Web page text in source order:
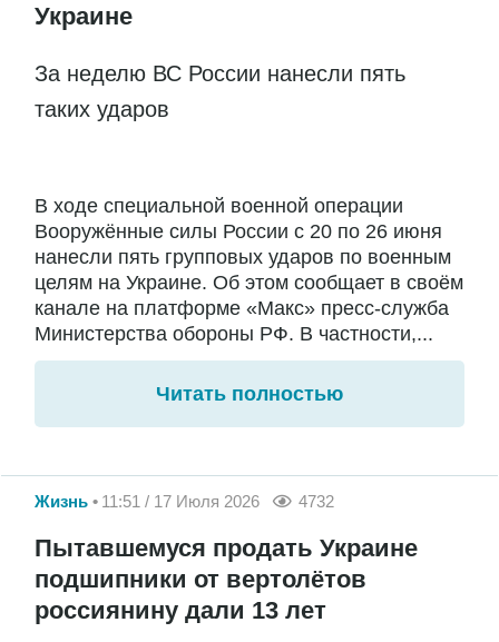
Украине
За неделю ВС России нанесли пять
таких ударов
В ходе специальной военной операции
Вооружённые силы России с 20 по 26 июня
нанесли пять групповых ударов по военным
целям на Украине. Об этом сообщает в своём
канале на платформе «Макс» пресс-служба
Министерства обороны РФ. В частности,...
Читать полностью
Жизнь 11:51 / 17 Июля 2026 4732
Пытавшемуся продать Украине
подшипники от вертолётов
россиянину дали 13 лет